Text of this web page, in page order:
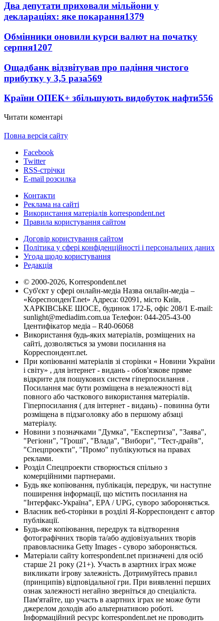
Два депутати приховали мільйони у
деклараціях: яке покарання1379
Обмінники оновили курси валют на початку
серпня1207
Ощадбанк відзвітував про падіння чистого
прибутку у 3,5 раза569
Країни ОПЕК+ збільшують видобуток нафти556
Читати коментарі
Повна версія сайту
Facebook
Twitter
RSS-стрічки
E-mail розсилка
Контакти
Реклама на сайті
Використання матеріалів korrespondent.net
Правила користування сайтом
Договір користування сайтом
Політика у сфері конфіденційності і персональних даних
Угода щодо користування
Редакція
© 2000-2026, Korrespondent.net
Суб'єкт у сфері онлайн-медіа Назва онлайн-медіа –
«КореспонденТ.net» Адреса: 02091, місто Київ,
ХАРКІВСЬКЕ ШОСЕ, будинок 172-Б, офіс 208/1 E-mail:
sunlight@mediadim.com.ua Телефон: 044-205-43-00
Ідентифікатор медіа – R40-06068
Використання будь-яких матеріалів, розміщених на
сайті, дозволяється за умови посилання на
Корреспондент.net.
При копіюванні матеріалів зі сторінки « Новини України
і світу» , для інтернет - видань - обов'язкове пряме
відкрите для пошукових систем гіперпосилання .
Посилання має бути розміщена в незалежності від
повного або часткового використання матеріалів.
Гіперпосилання ( для інтернет - видань) - повинна бути
розміщена в підзаголовку або в першому абзаці
матеріалу.
Новини з позначками "Думка", "Експертиза", "Заява",
"Регіони", "Гроші", "Влада", "Вибори", "Тест-драйв",
"Спецпроекти", "Промо" публікуються на правах
реклами.
Розділ Спецпроекти створюється спільно з
комерційними партнерами.
Будь яке копіювання, публікація, передрук, чи наступне
поширення інформації, що містить посилання на
"Інтерфакс-Україна", EPA / UPG, суворо забороняється.
Власник веб-сторінки в розділі Я-Корреспондент є автор
публікації.
Будь-яке копіювання, передрук та відтворення
фотографічних творів та/або аудіовізуальних творів
правовласника Getty Images - суворо забороняється.
Матеріали сайту korrespondent.net призначені для осіб
старше 21 року (21+). Участь в азартних іграх може
викликати ігрову залежність. Дотримуйтесь правил
(принципів) відповідальної гри. При виявленні перших
ознак залежності негайно зверніться до спеціаліста.
Пам'ятайте, що участь в азартних іграх не може бути
джерелом доходів або альтернативою роботі.
Інформаційний ресурс korrespondent.net не проводить